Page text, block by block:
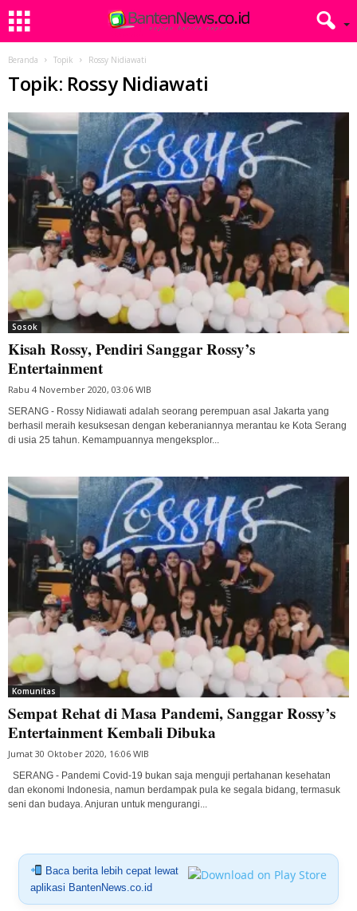
Beranda Topik Rossy Nidiawati
Topik: Rossy Nidiawati
Sosok
Kisah Rossy, Pendiri Sanggar Rossy’s
Entertainment
Rabu 4 November 2020, 03:06 WIB
SERANG - Rossy Nidiawati adalah seorang perempuan asal Jakarta yang
berhasil meraih kesuksesan dengan keberaniannya merantau ke Kota Serang
di usia 25 tahun. Kemampuannya mengeksplor...
Komunitas
Sempat Rehat di Masa Pandemi, Sanggar Rossy’s
Entertainment Kembali Dibuka
Jumat 30 Oktober 2020, 16:06 WIB
SERANG - Pandemi Covid-19 bukan saja menguji pertahanan kesehatan
dan ekonomi Indonesia, namun berdampak pula ke segala bidang, termasuk
seni dan budaya. Anjuran untuk mengurangi...
Baca berita lebih cepat lewat
aplikasi BantenNews.co.id